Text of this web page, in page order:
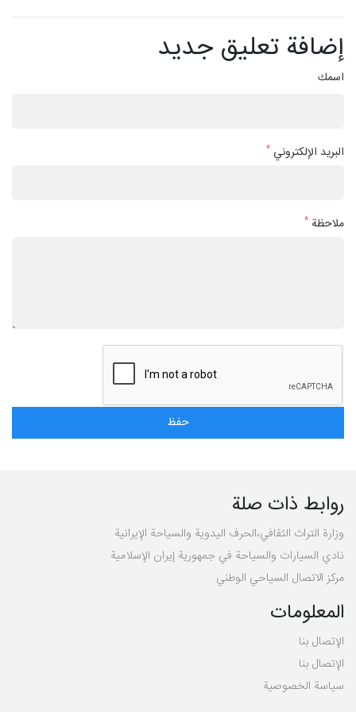
إضافة تعليق جديد
اسمك
البريد الإلكتروني *
ملاحظة *
روابط ذات صلة
وزارة التراث الثقافي،الحرف اليدوية والسياحة الإيرانية
نادي السيارات والسياحة في جمهورية إيران الإسلامية
مركز الاتصال السياحي الوطني
المعلومات
الإتصال بنا
الإتصال بنا
سیاسة الخصوصية